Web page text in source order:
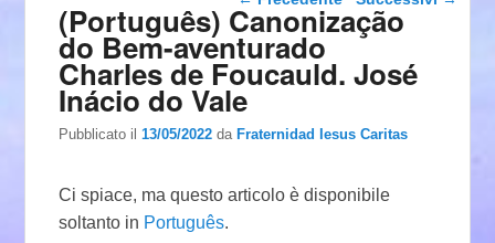
(Português) Canonização
do Bem-aventurado
Charles de Foucauld. José
Inácio do Vale
Pubblicato il13/05/2022 daFraternidad Iesus Caritas
Ci spiace, ma questo articolo è disponibile
soltanto in Português.